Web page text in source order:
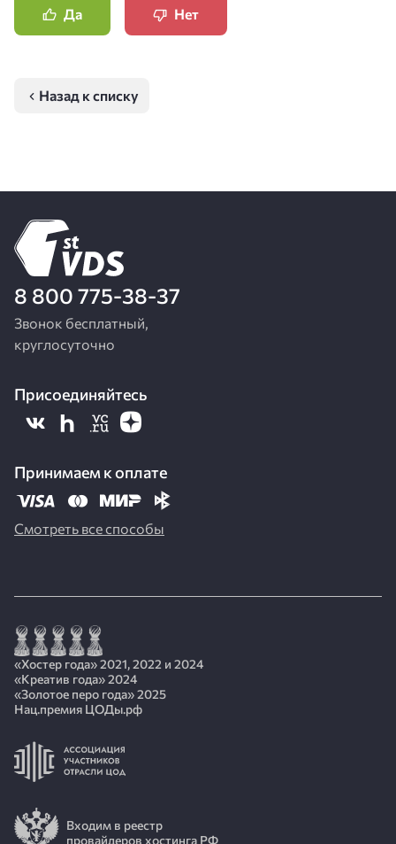
Да Нет
Назад к списку
8 800 775-38-37
Звонок бесплатный,
круглосуточно
Присоединяйтесь
Принимаем к оплате
Смотреть все способы
«Хостер года» 2021, 2022 и 2024
«Креатив года» 2024
«Золотое перо года» 2025
Нац.премия ЦОДы.рф
Входим в реестр
провайдеров хостинга РФ